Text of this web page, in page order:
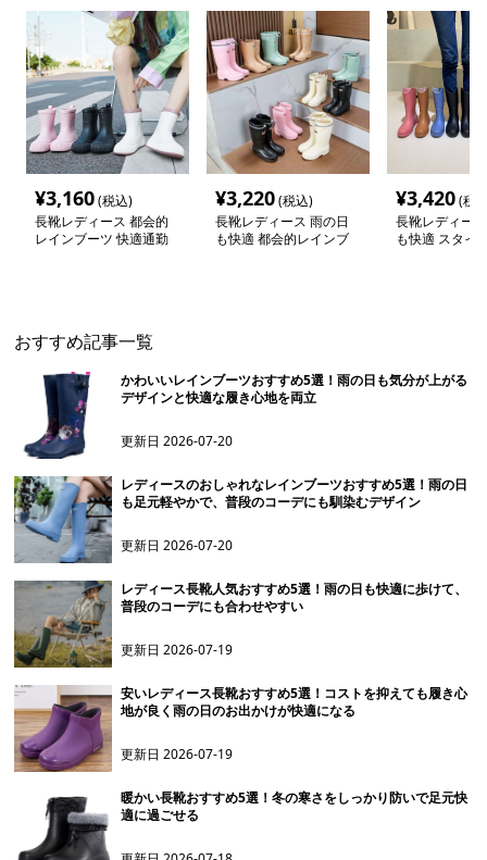
¥3,160(税込)
長靴レディース 都会的
レインブーツ 快適通勤
¥3,220(税込)
長靴レディース 雨の日
も快適 都会的レインブ
¥3,420(税
長靴レディー
も快適 スタイ
おすすめ記事一覧
かわいいレインブーツおすすめ5選！雨の日も気分が上がる
デザインと快適な履き心地を両立
更新日2026-07-20
レディースのおしゃれなレインブーツおすすめ5選！雨の日
も足元軽やかで、普段のコーデにも馴染むデザイン
更新日2026-07-20
レディース長靴人気おすすめ5選！雨の日も快適に歩けて、
普段のコーデにも合わせやすい
更新日2026-07-19
安いレディース長靴おすすめ5選！コストを抑えても履き心
地が良く雨の日のお出かけが快適になる
更新日2026-07-19
暖かい長靴おすすめ5選！冬の寒さをしっかり防いで足元快
適に過ごせる